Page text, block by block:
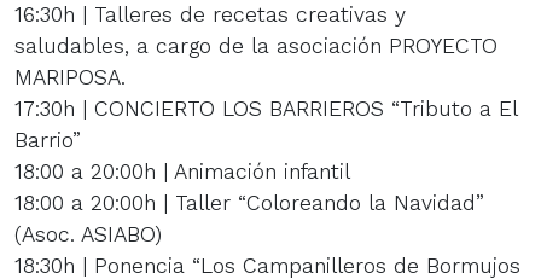
16:30h | Talleres de recetas creativas y
saludables, a cargo de la asociación PROYECTO
MARIPOSA.
17:30h | CONCIERTO LOS BARRIEROS “Tributo a El
Barrio”
18:00 a 20:00h | Animación infantil
18:00 a 20:00h | Taller “Coloreando la Navidad”
(Asoc. ASIABO)
18:30h | Ponencia “Los Campanilleros de Bormujos